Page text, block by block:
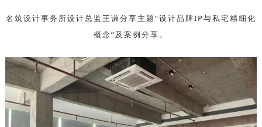
名筑设计事务所设计总监王谦分享主题“设计品牌IP与私宅精细化
概念”及案例分享。